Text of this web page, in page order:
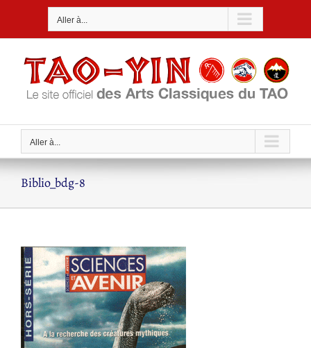
Aller à...
Aller à...
Biblio_bdg-8